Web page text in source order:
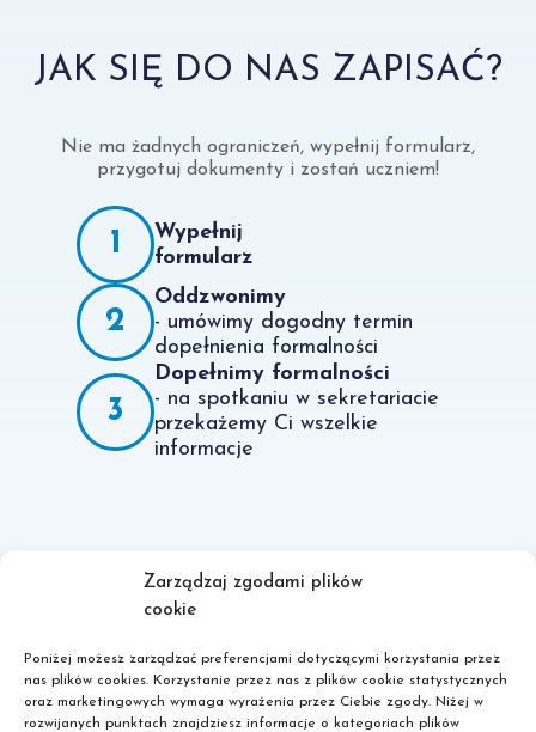
Zarządzaj zgodami plików
cookie
Poniżej możesz zarządzać preferencjami dotyczącymi korzystania przez
nas plików cookies. Korzystanie przez nas z plików cookie statystycznych
oraz marketingowych wymaga wyrażenia przez Ciebie zgody. Niżej w
rozwijanych punktach znajdziesz informacje o kategoriach plików
JAK SIĘ DO NAS ZAPISAĆ?
Nie ma żadnych ograniczeń, wypełnij formularz,
przygotuj dokumenty i zostań uczniem!
1
Wypełnij
formularz
2
Oddzwonimy
- umówimy dogodny termin
dopełnienia formalności
3
Dopełnimy formalności
- na spotkaniu w sekretariacie
przekażemy Ci wszelkie
informacje
Chcesz kontynuować swoją edukację na jednym z